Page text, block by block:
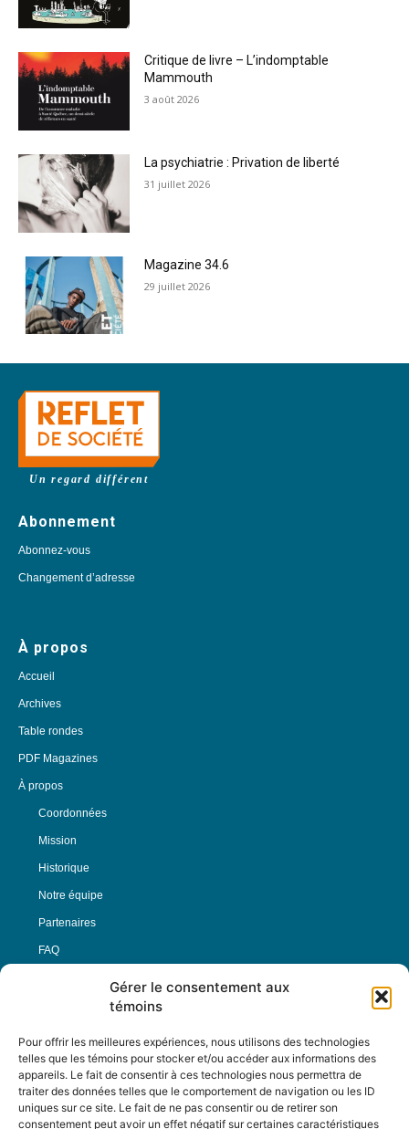
Gérer le consentement aux
témoins
Pour offrir les meilleures expériences, nous utilisons des technologies
telles que les témoins pour stocker et/ou accéder aux informations des
appareils. Le fait de consentir à ces technologies nous permettra de
traiter des données telles que le comportement de navigation ou les ID
uniques sur ce site. Le fait de ne pas consentir ou de retirer son
consentement peut avoir un effet négatif sur certaines caractéristiques
Critique de livre – L’indomptable
Mammouth
3 août 2026
La psychiatrie : Privation de liberté
31 juillet 2026
Magazine 34.6
29 juillet 2026
Un regard différent
Abonnement
Abonnez-vous
Changement d’adresse
À propos
Accueil
Archives
Table rondes
PDF Magazines
À propos
Coordonnées
Mission
Historique
Notre équipe
Partenaires
FAQ
Nous Suivre